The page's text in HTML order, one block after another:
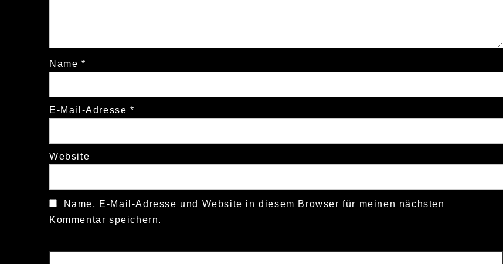
Name *
E-Mail-Adresse *
Website
Name, E-Mail-Adresse und Website in diesem Browser für meinen nächsten
Kommentar speichern.